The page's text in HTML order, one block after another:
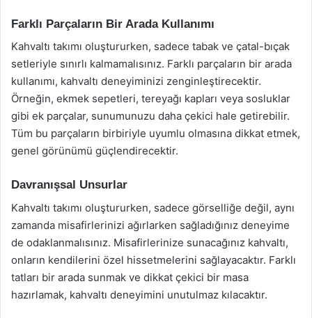
Farklı Parçaların Bir Arada Kullanımı
Kahvaltı takımı oluştururken, sadece tabak ve çatal-bıçak
setleriyle sınırlı kalmamalısınız. Farklı parçaların bir arada
kullanımı, kahvaltı deneyiminizi zenginleştirecektir.
Örneğin, ekmek sepetleri, tereyağı kapları veya sosluklar
gibi ek parçalar, sunumunuzu daha çekici hale getirebilir.
Tüm bu parçaların birbiriyle uyumlu olmasına dikkat etmek,
genel görünümü güçlendirecektir.
Davranışsal Unsurlar
Kahvaltı takımı oluştururken, sadece görselliğe değil, aynı
zamanda misafirlerinizi ağırlarken sağladığınız deneyime
de odaklanmalısınız. Misafirlerinize sunacağınız kahvaltı,
onların kendilerini özel hissetmelerini sağlayacaktır. Farklı
tatları bir arada sunmak ve dikkat çekici bir masa
hazırlamak, kahvaltı deneyimini unutulmaz kılacaktır.